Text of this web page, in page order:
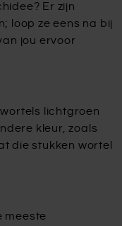
Er zijn
loop ze eens na bij
jou ervoor
lichtgroen
kleur, zoals
die stukken wortel
meeste